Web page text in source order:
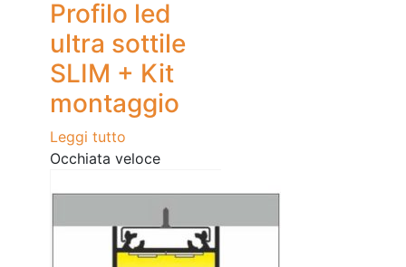
Profilo led
ultra sottile
SLIM + Kit
montaggio
Leggi tutto
Occhiata veloce